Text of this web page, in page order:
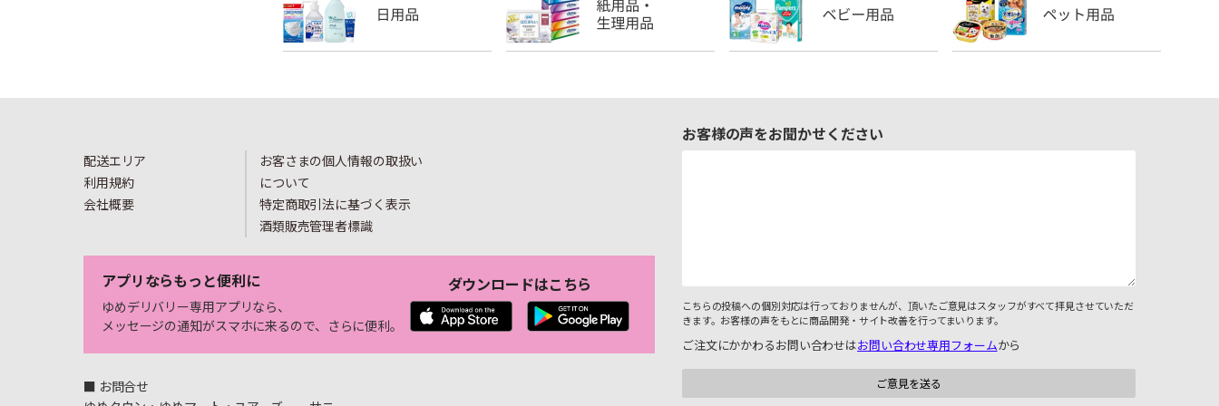
配送エリア
利用規約
会社概要
お客さまの個人情報の取扱い
について
特定商取引法に基づく表示
酒類販売管理者標識
アプリならもっと便利に
ゆめデリバリー専用アプリなら、
メッセージの通知がスマホに来るので、さらに便利。
ダウンロードはこちら
■ お問合せ
お客様の声をお聞かせください
こちらの投稿への個別対応は行っておりませんが、頂いたご意見はスタッフがすべて拝見させていただ
きます。お客様の声をもとに商品開発・サイト改善を行ってまいります。
ご注文にかかわるお問い合わせはお問い合わせ専用フォームから